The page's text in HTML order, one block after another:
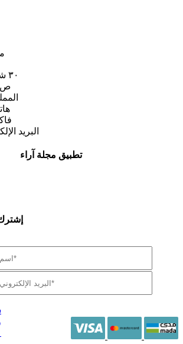
٣٠ شارع راية الإتحاد (١٩)
ص.ب
+هاتف:
:البريد
تطبيق مجلة آراء